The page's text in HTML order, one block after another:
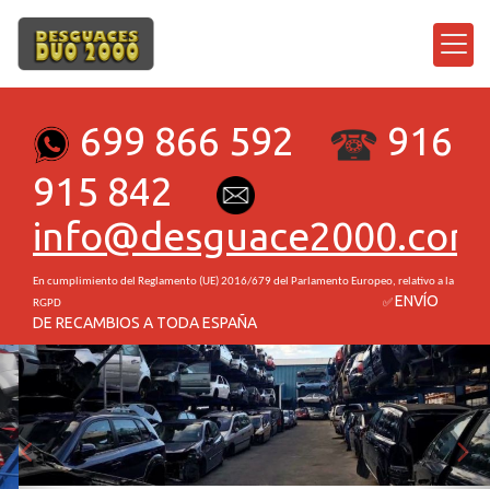
699 866 592
916
915 842
info
desguace2000.com
En cumplimiento del Reglamento (UE) 2016/679 del Parlamento Europeo, relativo a la
RGPD ✅ENVÍO
DE RECAMBIOS A TODA ESPAÑA
prev